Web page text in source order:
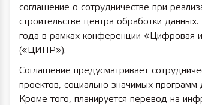
соглашение о сотрудничестве при
строительстве центра обработки
года в рамках конференции «Цифровая
(«ЦИПР»).
Соглашение предусматривает
проектов, социально значимых
Кроме того, планируется перевод на